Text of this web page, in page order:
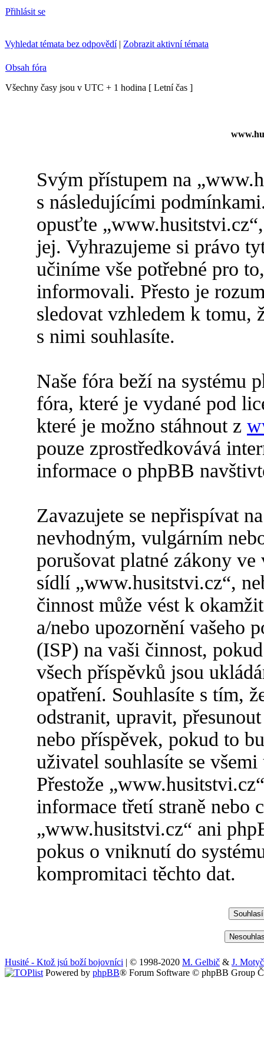
Přihlásit se
Vyhledat témata bez odpovědí| Zobrazit aktivní témata
Obsah fóra
Všechny časy jsou v UTC + 1 hodina [ Letní čas ]
Svým přístupem na
s následujícími
opusťte
jej. Vyhrazujeme si právo
učiníme vše potřebné pro
informovali. Přesto je
sledovat vzhledem k tomu,
s nimi souhlasíte.
Naše fóra beží na systému
fóra, které je vydané pod
které je možno stáhnout z
pouze zprostředkovává
informace o phpBB
Zavazujete se nepřispívat
nevhodným, vulgárním
porušovat platné zákony
sídlí „www.husitstvi.cz“,
činnost může vést k
a/nebo upozornění vašeho
(ISP) na vaši činnost,
všech příspěvků jsou
opatření. Souhlasíte s tím,
odstranit, upravit,
nebo příspěvek, pokud to
uživatel souhlasíte se
Přestože
informace třetí straně nebo
„www.husitstvi.cz“ ani
pokus o vniknutí do
kompromitaci těchto dat.
Husité - Ktož jsú boží bojovníci | © 1998-2020 M. Gelbič & J.
Powered by phpBB® Forum Software © phpBB Group